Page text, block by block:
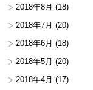
2018年8月 (18)
2018年7月 (20)
2018年6月 (18)
2018年5月 (20)
2018年4月 (17)